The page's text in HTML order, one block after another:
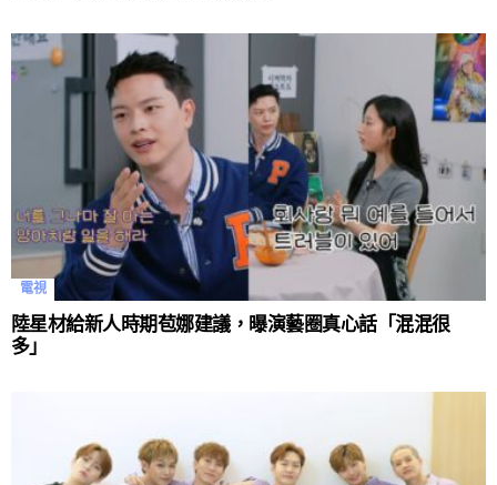
電視
陸星材給新人時期苞娜建議，曝演藝圈真心話「混混很
多」